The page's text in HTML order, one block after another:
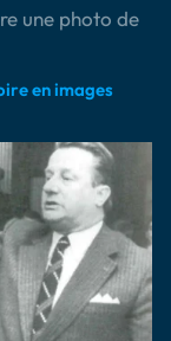
une photo de
en images